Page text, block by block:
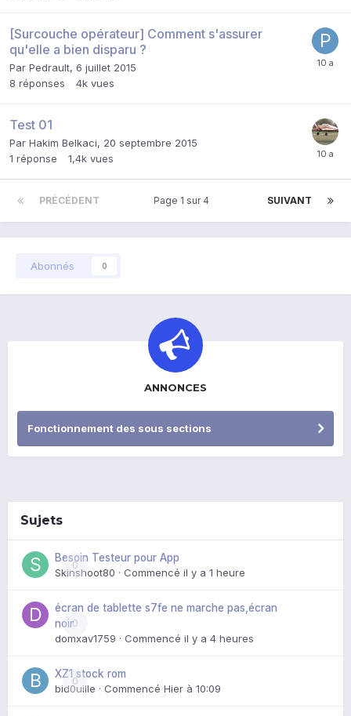
[Surcouche opérateur] Comment s'assurer
qu'elle a bien disparu ?
Par Pedrault, 6 juillet 2015
8 réponses 4k vues
Test 01
Par Hakim Belkaci, 20 septembre 2015
1 réponse 1,4k vues
PRÉCÉDENT SUIVANT
Page 1 sur 4
Abonnés 0
ANNONCES
Fonctionnement des sous sections
Sujets
0
Besoin Testeur pour App
Skinshoot80 · Commencé il y a 1 heure
0
écran de tablette s7fe ne marche pas,écran
noir
domxav1759 · Commencé il y a 4 heures
0
XZ1 stock rom
bid0uille · Commencé Hier à 10:09